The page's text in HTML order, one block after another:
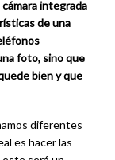
integrada
de una
foto, sino que
bien y que
diferentes
es hacer las